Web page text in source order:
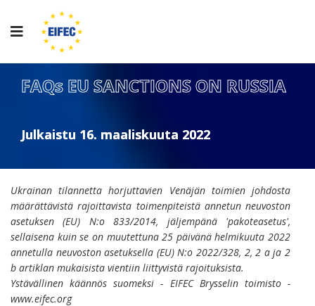
FAQs EU SANCTIONS ON RUSSIA
Julkaistu 16. maaliskuuta 2022
Ukrainan tilannettahorjuttavien Venäjän toimienjohdosta
määrättävistärajoittavista toimenpiteistä annetun neuvoston
asetuksen (EU) N:o833/2014, jäljempänä 'pakoteasetus',
sellaisena kuin se on muutettuna25 päivänä helmikuuta 2022
annetulla neuvoston asetuksella (EU) N:o 2022/328, 2, 2 a ja 2
b artiklan mukaisista vientiin liittyvistä rajoituksista.
Ystävällinen käännös suomeksi - EIFEC Brysselin toimisto -
www.eifec.org